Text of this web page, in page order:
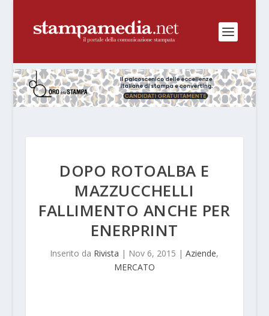
DOPO ROTOALBA E
MAZZUCCHELLI
FALLIMENTO ANCHE PER
ENERPRINT
Inserito da Rivista | Nov 6, 2015 |Aziende,
MERCATO